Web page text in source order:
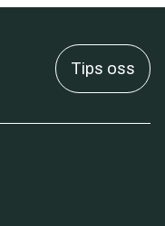
Tips oss